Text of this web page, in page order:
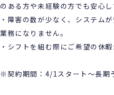
のある方や未経験の方でも安心し
・障害の数が少なく、システム
業務になりません。
・シフトを組む際にご希望の休
※契約期間：4/1スタート～長期